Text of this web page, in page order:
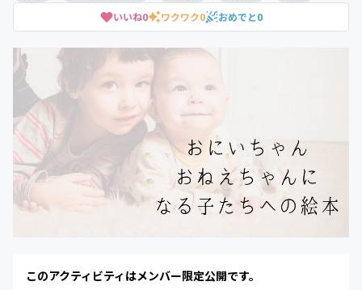
いいね0 ワクワク0 おめでと0
このアクティビティはメンバー限定公開です。